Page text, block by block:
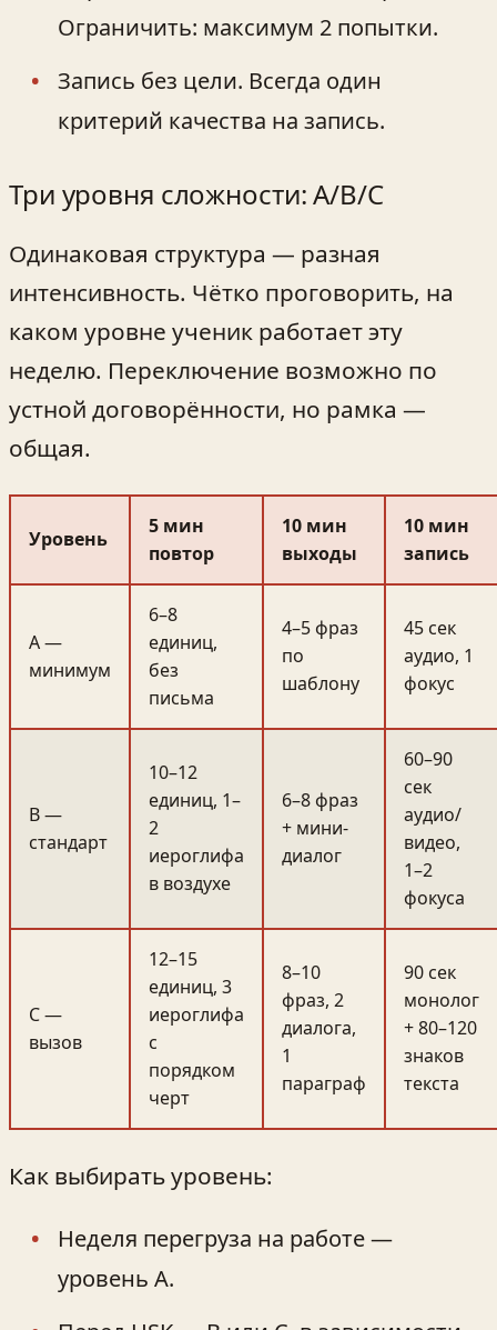
Ограничить: максимум 2 попытки.
Запись без цели. Всегда один
критерий качества на запись.
Три уровня сложности: A/B/C
Одинаковая структура — разная
интенсивность. Чётко проговорить, на
каком уровне ученик работает эту
неделю. Переключение возможно по
устной договорённости, но рамка —
общая.
Уровень
5 мин
повтор
10 мин
выходы
10 мин
запись
A —
минимум
6–8
единиц,
без
письма
4–5 фраз
по
шаблону
45 сек
аудио, 1
фокус
B —
стандарт
10–12
единиц, 1–
2
иероглифа
в воздухе
6–8 фраз
+ мини-
диалог
60–90
сек
аудио/
видео,
1–2
фокуса
C —
вызов
12–15
единиц, 3
иероглифа
с
порядком
черт
8–10
фраз, 2
диалога,
1
параграф
90 сек
монолог
+ 80–120
знаков
текста
Как выбирать уровень:
Неделя перегруза на работе —
уровень A.